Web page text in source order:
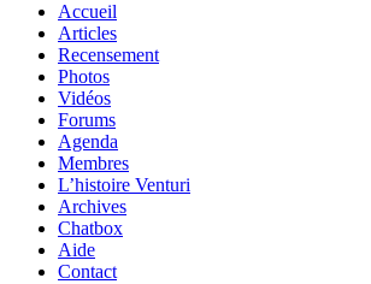
Accueil
Articles
Recensement
Photos
Vidéos
Forums
Agenda
Membres
L’histoire Venturi
Archives
Chatbox
Aide
Contact